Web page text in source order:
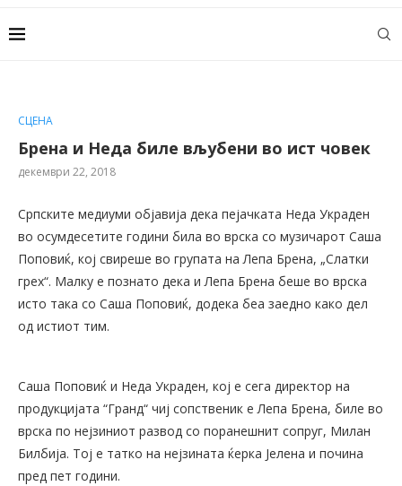
СЦЕНА
Брена и Неда биле вљубени во ист човек
декември 22, 2018
Српските медиуми објавија дека пејачката Неда Украден
во осумдесетите години била во врска со музичарот Саша
Поповиќ, кој свиреше во групата на Лепа Брена, „Слатки
грех“. Малку е познато дека и Лепа Брена беше во врска
исто така со Саша Поповиќ, додека беа заедно како дел
од истиот тим.
Саша Поповиќ и Неда Украден, кој е сега директор на
продукцијата “Гранд“ чиј сопственик е Лепа Брена, биле во
врска по нејзиниот развод со поранешнит сопруг, Милан
Билбија. Тој е татко на нејзината ќерка Јелена и почина
пред пет години.